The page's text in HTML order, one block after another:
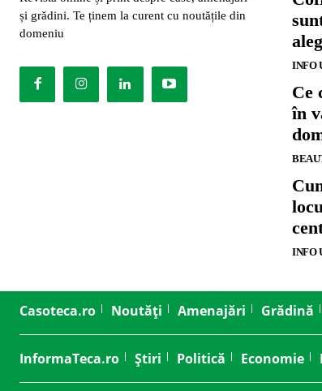
și grădini. Te ținem la curent cu noutățile din
domeniu
aleg
INFO
Ce
în
INFO
Casoteca.ro Noutăți Amenajări Grădină
InformaTeca.ro Știri Politică Economie